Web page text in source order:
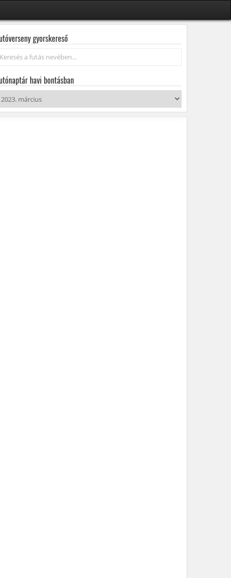
gyorskereső
Keresés...
havi bontásban